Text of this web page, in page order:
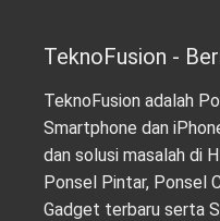
TeknoFusion -
TeknoFusion adalah
Smartphone dan
dan solusi masalah di
Ponsel Pintar, Ponsel
Gadget terbaru serta